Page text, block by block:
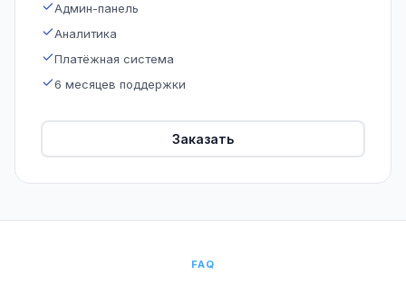
Админ-панель
Аналитика
Платёжная система
6 месяцев поддержки
Заказать
FAQ